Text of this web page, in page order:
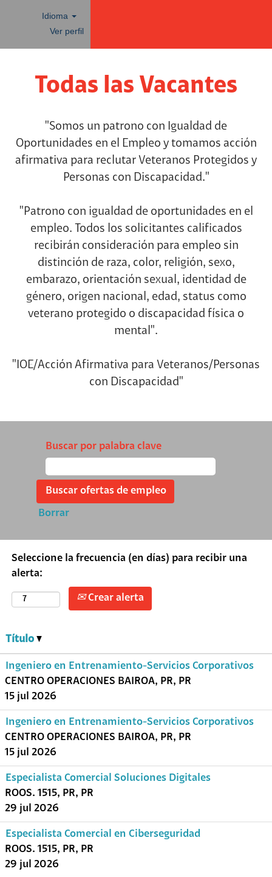
Idioma
Ver perfil
vacantesTodas las Vacantes
"Somos un patrono con Igualdad de
Oportunidades en el Empleo y tomamos acción
afirmativa para reclutar Veteranos Protegidos y
Personas con Discapacidad."
"Patrono con igualdad de oportunidades en el
empleo. Todos los solicitantes calificados
recibirán consideración para empleo sin
distinción de raza, color, religión, sexo,
embarazo, orientación sexual, identidad de
género, origen nacional, edad, status como
veterano protegido o discapacidad física o
mental".
"IOE/Acción Afirmativa para Veteranos/Personas
con Discapacidad"
Buscar por palabra clave
Borrar
Seleccione la frecuencia (en días) para recibir una
alerta:
Crear alerta
Título
Ingeniero en Entrenamiento-Servicios Corporativos
CENTRO OPERACIONES BAIROA, PR, PR
15 jul 2026
Ingeniero en Entrenamiento-Servicios Corporativos
CENTRO OPERACIONES BAIROA, PR, PR
15 jul 2026
Especialista Comercial Soluciones Digitales
ROOS. 1515, PR, PR
29 jul 2026
Especialista Comercial en Ciberseguridad
ROOS. 1515, PR, PR
29 jul 2026